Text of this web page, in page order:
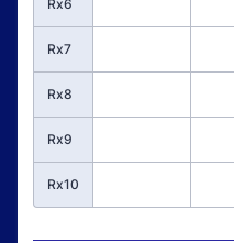
Rx6
Rx7
Rx8
Rx9
Rx10